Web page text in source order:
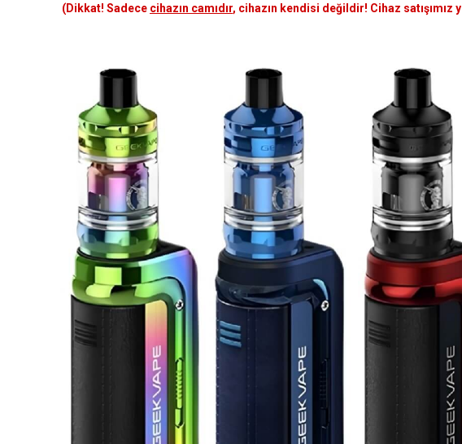
(Dikkat! Sadece cihazın camıdır, cihazın kendisi değildir! Cihaz satışımız